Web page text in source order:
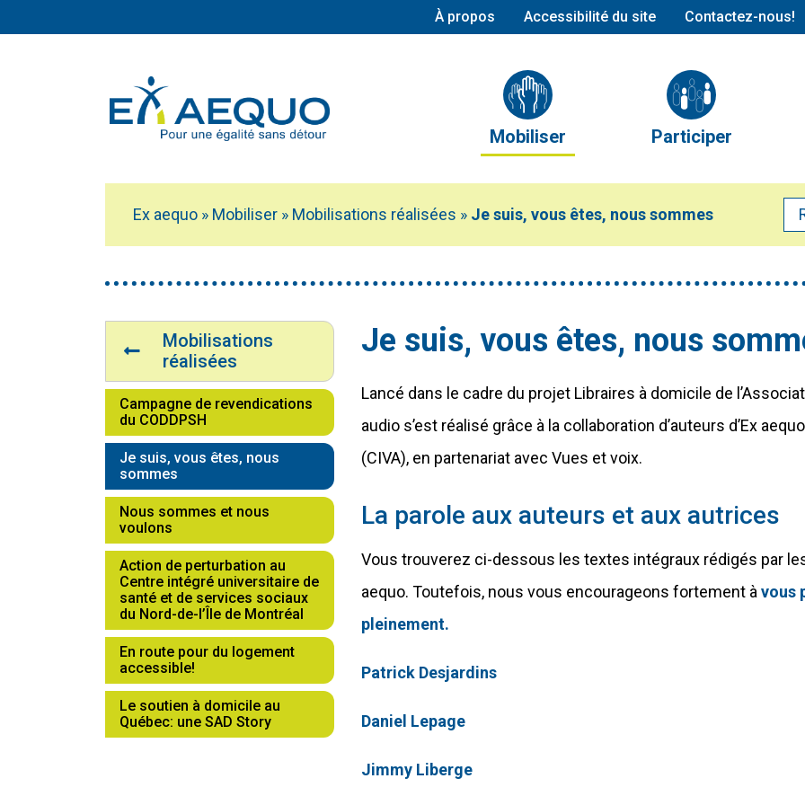
À propos
Partenaires et alliés
Accessibilité du site Contactez-nous!
Mobiliser
(actuellement sélectionné)
Mobilisations réalisées
(actuellement sélectionné)
Participer
Calendrier des
Devenir membre
Vous êtes ici :
Ex aequo » Mobiliser » Mobilisations réalisées » Je suis, vous êtes, nous sommes
Navigation
Mobilisations
réalisées
Campagne de revendications
du CODDPSH
Je suis, vous êtes, nous
sommes
(actuellement sélectionné)
Nous sommes et nous
voulons
Action de perturbation au
Centre intégré universitaire de
santé et de services sociaux
du Nord-de-l’Île de Montréal
En route pour du logement
accessible!
Le soutien à domicile au
Québec: une SAD Story
Je suis, vous êtes, nous
Lancé dans le cadre du projet Libraires à domicile de
audio s’est réalisé grâce à la collaboration d’auteurs d’Ex
(CIVA), en partenariat avec Vues et voix.
La parole aux auteurs et aux autrices
Vous trouverez ci-dessous les textes intégraux rédigés par
aequo. Toutefois, nous vous encourageons fortement à vous
pleinement.
Patrick Desjardins
Daniel Lepage
Jimmy Liberge